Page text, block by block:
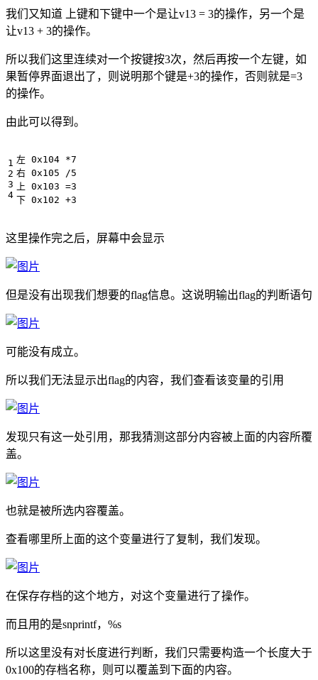
我们又知道 上键和下键中一个是让v13 = 3的操作，另一个是
让v13 + 3的操作。
所以我们这里连续对一个按键按3次，然后再按一个左键，如
果暂停界面退出了，则说明那个键是+3的操作，否则就是=3
的操作。
由此可以得到。
下 0x102 +3
这里操作完之后，屏幕中会显示
但是没有出现我们想要的flag信息。这说明输出flag的判断语句
可能没有成立。
所以我们无法显示出flag的内容，我们查看该变量的引用
发现只有这一处引用，那我猜测这部分内容被上面的内容所覆
盖。
也就是被所选内容覆盖。
查看哪里所上面的这个变量进行了复制，我们发现。
在保存存档的这个地方，对这个变量进行了操作。
而且用的是snprintf，%s
所以这里没有对长度进行判断，我们只需要构造一个长度大于
0x100的存档名称，则可以覆盖到下面的内容。